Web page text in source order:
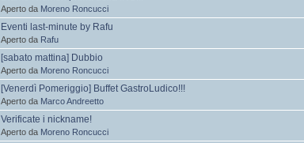
Aperto da Moreno Roncucci
Eventi last-minute by Rafu
Aperto da Rafu
[sabato mattina] Dubbio
Aperto da Moreno Roncucci
[Venerdì Pomeriggio] Buffet GastroLudico!!!
Aperto da Marco Andreetto
Verificate i nickname!
Aperto da Moreno Roncucci